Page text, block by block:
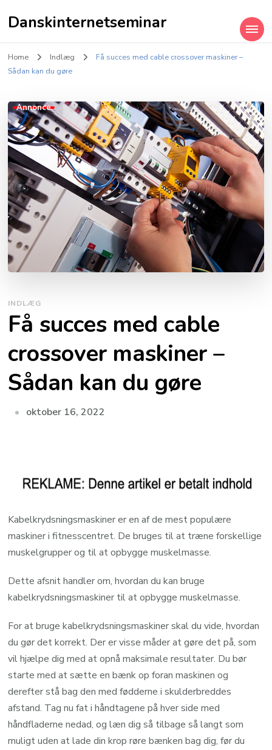
Danskinternetseminar
Home Indlæg
Få succes med cable crossover maskiner –
Sådan kan du gøre
Annonce
INDLÆG
Få succes med cable
crossover maskiner –
Sådan kan du gøre
oktober 16, 2022
Kabelkrydsningsmaskiner er en af de mest populære
maskiner i fitnesscentret. De bruges til at træne forskellige
muskelgrupper og til at opbygge muskelmasse.
Dette afsnit handler om, hvordan du kan bruge
kabelkrydsningsmaskiner til at opbygge muskelmasse.
For at bruge kabelkrydsningsmaskiner skal du vide, hvordan
du gør det korrekt. Der er visse måder at gøre det på, som
vil hjælpe dig med at opnå maksimale resultater. Du bør
starte med at sætte en bænk op foran maskinen og
derefter stå bag den med fødderne i skulderbreddes
afstand. Tag nu fat i håndtagene på hver side med
håndfladerne nedad, og læn dig så tilbage så langt som
muligt uden at lade din krop røre bænken bag dig, før du